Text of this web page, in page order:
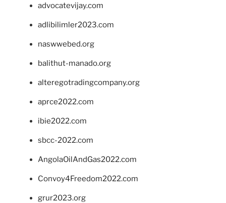
advocatevijay.com
adlibilimler2023.com
naswwebed.org
balithut-manado.org
alteregotradingcompany.org
aprce2022.com
ibie2022.com
sbcc-2022.com
AngolaOilAndGas2022.com
Convoy4Freedom2022.com
grur2023.org